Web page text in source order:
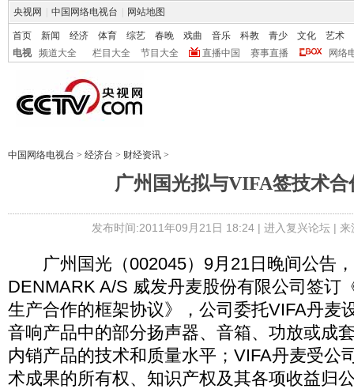
央视网 中国网络电视台 网站地图
首页 新闻 经济 体育 综艺 春晚 戏曲 音乐 科教 青少 文化
艺术
电视
频道大全 栏目大全 节目大全 直播中国 赛事直播 网络
中国网络电视台 > 经济台 > 财经资讯 >
广州国光拟与VIFA签技术合
发布时间:2011年09月21日 18:24 | 进入复兴论坛| 来
广州国光（002045）9月21日晚间公告，
DENMARK A/S 威发丹麦股份有限公司签订
生产合作的框架协议》，公司委托VIFA丹麦
音响产品中的部分扬声器、音箱、功放或成
内销产品的技术和质量水平；VIFA丹麦受公
术成果的所有权、知识产权及其各项收益归